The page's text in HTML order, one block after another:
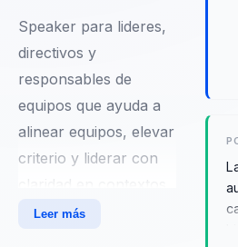
Speaker para lideres,
directivos y
responsables de
equipos que ayuda a
alinear equipos, elevar
criterio y liderar con
complejos. Integra
Leer más